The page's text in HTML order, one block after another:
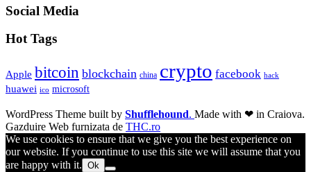
Social Media
Hot Tags
Apple bitcoin blockchain china crypto facebook hack
huawei ico microsoft
WordPress Theme built by Shufflehound. Made with ❤ in Craiova.
Gazduire Web furnizata de THC.ro
We use cookies to ensure that we give you the best experience on
our website. If you continue to use this site we will assume that you
are happy with it. Ok